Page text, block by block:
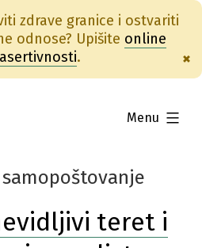
zdrave granice i ostvariti
odnose? Upišite online
. ×
Menu
expanded
samopoštovanje
teret i